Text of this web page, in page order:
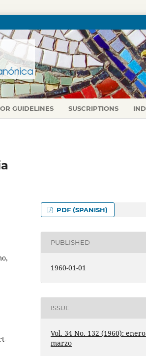
GUIDELINES SUSCRIPTIONS
PDF (SPANISH)
PUBLISHED
1960-01-01
ISSUE
Vol. 34 No. 132 (1960):
marzo